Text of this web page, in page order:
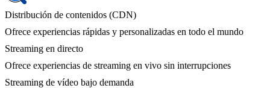
Distribución de contenidos (CDN)
Ofrece experiencias rápidas y personalizadas en todo el mundo
Streaming en directo
Ofrece experiencias de streaming en vivo sin interrupciones
Streaming de vídeo bajo demanda